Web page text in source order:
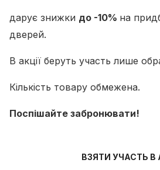
дарує знижки до -10% на
дверей.
В акції беруть участь лише
Кількість товару обмежена.
Поспішайте забронювати!
ВЗЯТИ УЧАСТЬ В